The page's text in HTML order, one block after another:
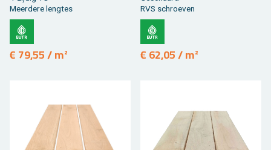
Meer­de­re leng­tes
€ 79,55 / m²
RVS schroe­ven
€ 62,05 / m²